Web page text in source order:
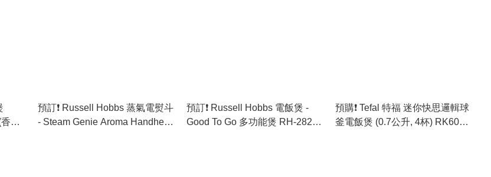
港
預訂❗️ Russell Hobbs 蒸氣電熨斗
- Steam Genie Aroma Handheld
預訂❗️ Russell Hobbs 電飯煲 -
Good To Go 多功能煲 RH-28270
預購❗️ Tefal 特福 迷你快思邏輯球
釜電飯煲 (0.7公升, 4杯) RK6011